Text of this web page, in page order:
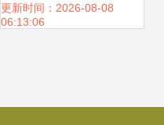
准把握趋势引领行
更新时间：2026-08-08
06:13:06